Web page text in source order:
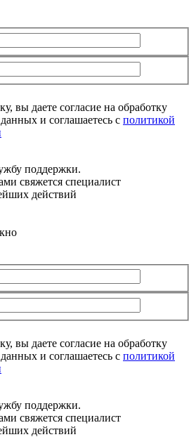
вы даете согласие на обработку
и соглашаетесь с политикой
поддержки.
свяжется специалист
действий
вы даете согласие на обработку
и соглашаетесь с политикой
поддержки.
свяжется специалист
действий